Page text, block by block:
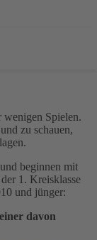
wenigen Spielen.
zu schauen,
beginnen mit
1. Kreisklasse
und jünger:
davon